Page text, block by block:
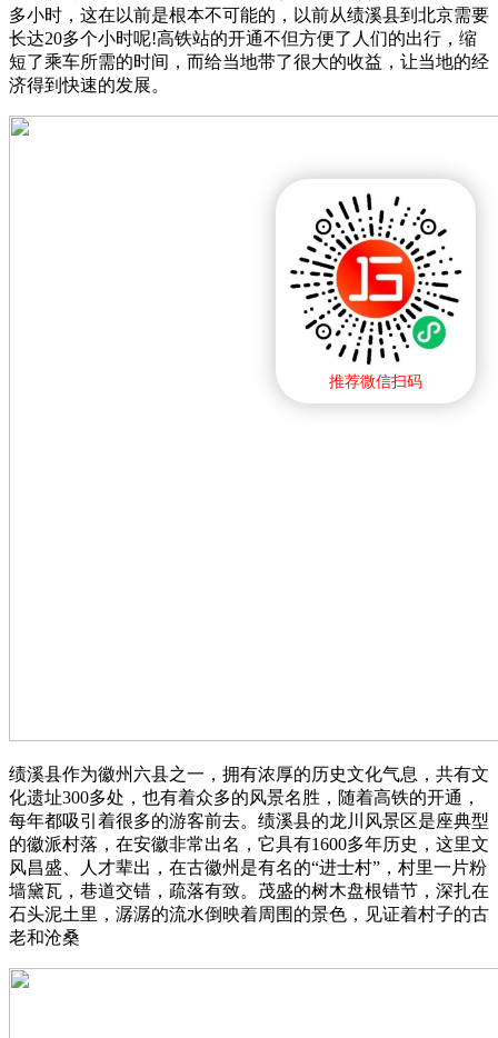
推荐微信扫码
多小时，这在以前是根本不可能的，以前从绩溪县到北京需要
长达20多个小时呢!高铁站的开通不但方便了人们的出行，缩
短了乘车所需的时间，而给当地带了很大的收益，让当地的经
济得到快速的发展。
绩溪县作为徽州六县之一，拥有浓厚的历史文化气息，共有文
化遗址300多处，也有着众多的风景名胜，随着高铁的开通，
每年都吸引着很多的游客前去。绩溪县的龙川风景区是座典型
的徽派村落，在安徽非常出名，它具有1600多年历史，这里文
风昌盛、人才辈出，在古徽州是有名的“进士村”，村里一片粉
墙黛瓦，巷道交错，疏落有致。茂盛的树木盘根错节，深扎在
石头泥土里，潺潺的流水倒映着周围的景色，见证着村子的古
老和沧桑